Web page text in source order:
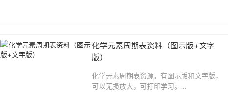
化学元素周期表资料（图示版+文字
版）
化学元素周期表资源，有图示版和文字版，
可以无损放大，可打印学习。...